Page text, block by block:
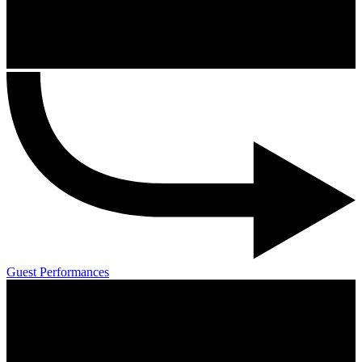
Guest Performances